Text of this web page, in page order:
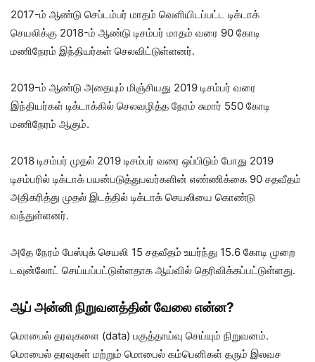
2017-ம் ஆண்டு செப்டம்பர் மாதம் வெளியிடப்பட்ட டிக்டாக்
செயலிக்கு 2018-ம் ஆண்டு டிசம்பர் மாதம் வரை 90 கோடி
மணிநேரம் இந்தியர்கள் செலவிட்டுள்ளனர்.
2019-ம் ஆண்டு அதையும் மிஞ்சியது 2019 டிசம்பர் வரை
இந்தியர்கள் டிக்டாக்கில் செலவழித்த நேரம் சுமார் 550 கோடி
மணிநேரம் ஆகும்.
2018 டிசம்பர் முதல் 2019 டிசம்பர் வரை ஒப்பிடும் போது 2019
டிசம்பரில் டிக்டாக் பயன்படுத்துபவர்களின் எண்ணிக்கை 90 சதவீதம்
அதிகரித்து முதல் இடத்தில் டிக்டாக் செயலியை கொண்டு
வந்துள்ளனர்.
அதே நேரம் பேஸ்புக் செயலி 15 சதவீதம் உயர்ந்து 15.6 கோடி முறை
டவுன்லோட் செய்யப்பட்டுள்ளதாக ஆய்வில் தெரிவிக்கப்பட்டுள்ளது.
ஆப் அன்னி நிறுவனத்தின் வேலை என்ன?
மொபைல் தரவுகளை (data) பகுத்தாய்வு செய்யும் நிறுவனம்.
மொபைல் தரவுகள் மற்றும் மொபைல் கம்பெனிகள் தரும் இலவச